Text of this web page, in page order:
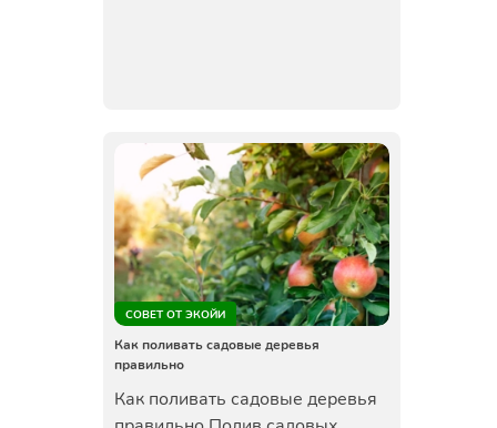
СОВЕТ ОТ ЭКОЙИ
Как поливать садовые деревья
правильно
Как поливать садовые деревья